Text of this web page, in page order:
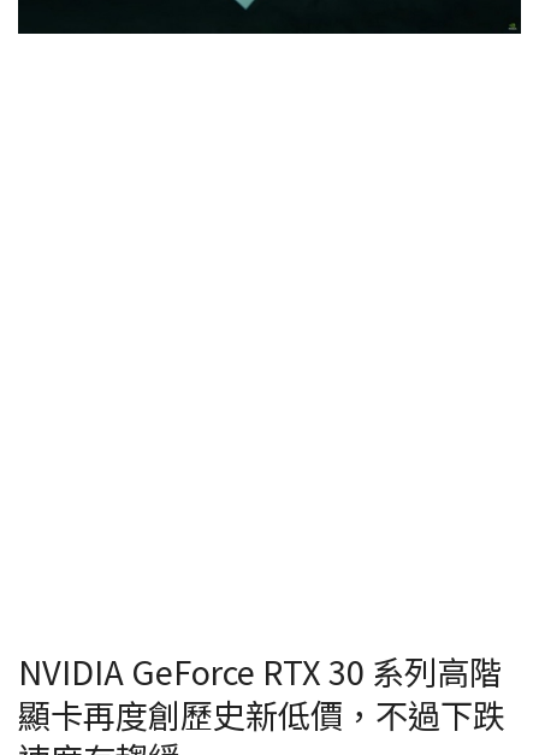
NVIDIA GeForce RTX 30 系列高階
顯卡再度創歷史新低價，不過下跌